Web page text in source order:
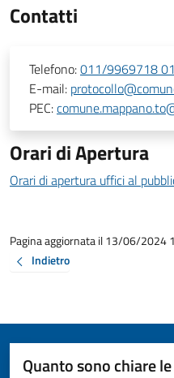
Contatti
Telefono:011/9969718
E-mail:
PEC:
Orari di Apertura
Orari di apertura uffici al
Pagina aggiornata il 13/06/2024
Indietro
Quanto sono chiare